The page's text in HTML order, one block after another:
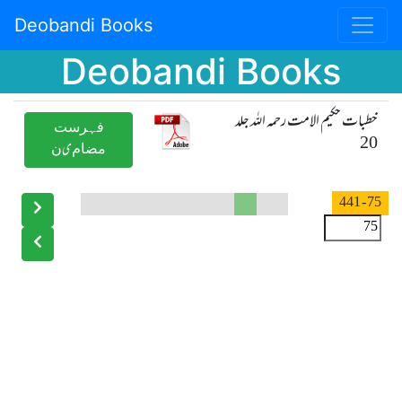
Deobandi Books
Deobandi Books
خطبات حکیم الامت رحمہ اللہ جلد
20
ﻓﮩﺮﺳﺖ
ﻣﻀﺎﻡیﻥ
75
- 441